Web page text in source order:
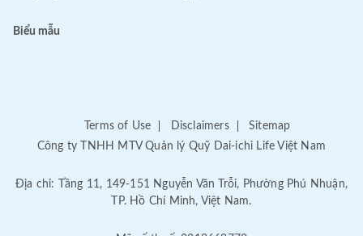
Biểu mẫu
Terms of Use Disclaimers
Sitemap
Công ty TNHH MTV Quản lý Quỹ Dai-ichi Life Việt Nam
Địa chỉ: Tầng 11, 149-151 Nguyễn Văn Trỗi, Phường Phú Nhuận,
TP. Hồ Chí Minh, Việt Nam.